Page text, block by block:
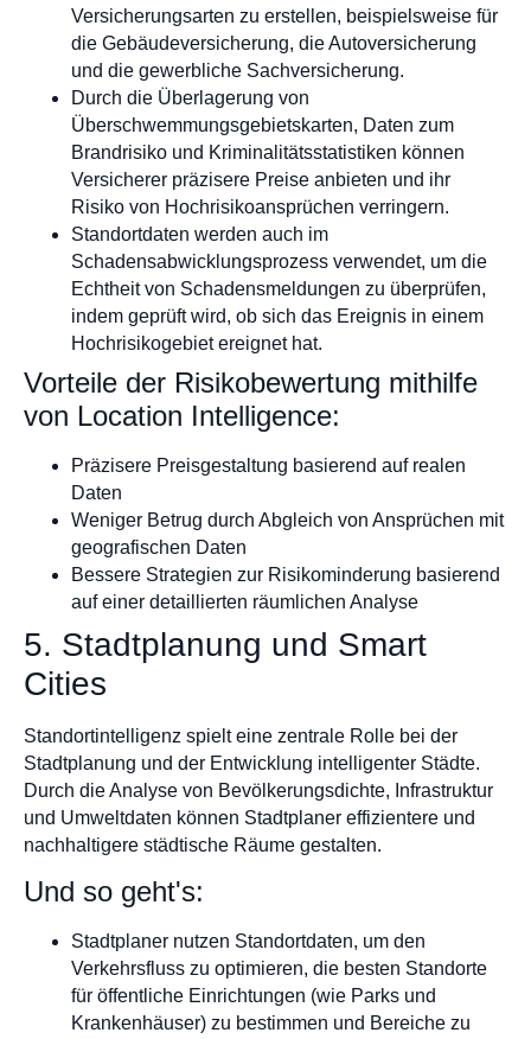
Versicherungsarten zu erstellen, beispielsweise für
die Gebäudeversicherung, die Autoversicherung
und die gewerbliche Sachversicherung.
Durch die Überlagerung von
Überschwemmungsgebietskarten, Daten zum
Brandrisiko und Kriminalitätsstatistiken können
Versicherer präzisere Preise anbieten und ihr
Risiko von Hochrisikoansprüchen verringern.
Standortdaten werden auch im
Schadensabwicklungsprozess verwendet, um die
Echtheit von Schadensmeldungen zu überprüfen,
indem geprüft wird, ob sich das Ereignis in einem
Hochrisikogebiet ereignet hat.
Vorteile der Risikobewertung mithilfe
von Location Intelligence:
Präzisere Preisgestaltung basierend auf realen
Daten
Weniger Betrug durch Abgleich von Ansprüchen mit
geografischen Daten
Bessere Strategien zur Risikominderung basierend
auf einer detaillierten räumlichen Analyse
5. Stadtplanung und Smart
Cities
Standortintelligenz spielt eine zentrale Rolle bei der
Stadtplanung und der Entwicklung intelligenter Städte.
Durch die Analyse von Bevölkerungsdichte, Infrastruktur
und Umweltdaten können Stadtplaner effizientere und
nachhaltigere städtische Räume gestalten.
Und so geht's:
Stadtplaner nutzen Standortdaten, um den
Verkehrsfluss zu optimieren, die besten Standorte
für öffentliche Einrichtungen (wie Parks und
Krankenhäuser) zu bestimmen und Bereiche zu